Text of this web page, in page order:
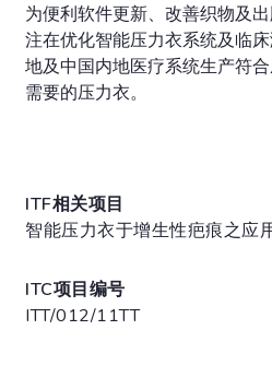
为便利软件更新、改善织物及
注在优化智能压力衣系统及临
地及中国内地医疗系统生产符
需要的压力衣。
ITF相关项目
智能压力衣于增生性疤痕之应
ITC项目编号
ITT/012/11TT